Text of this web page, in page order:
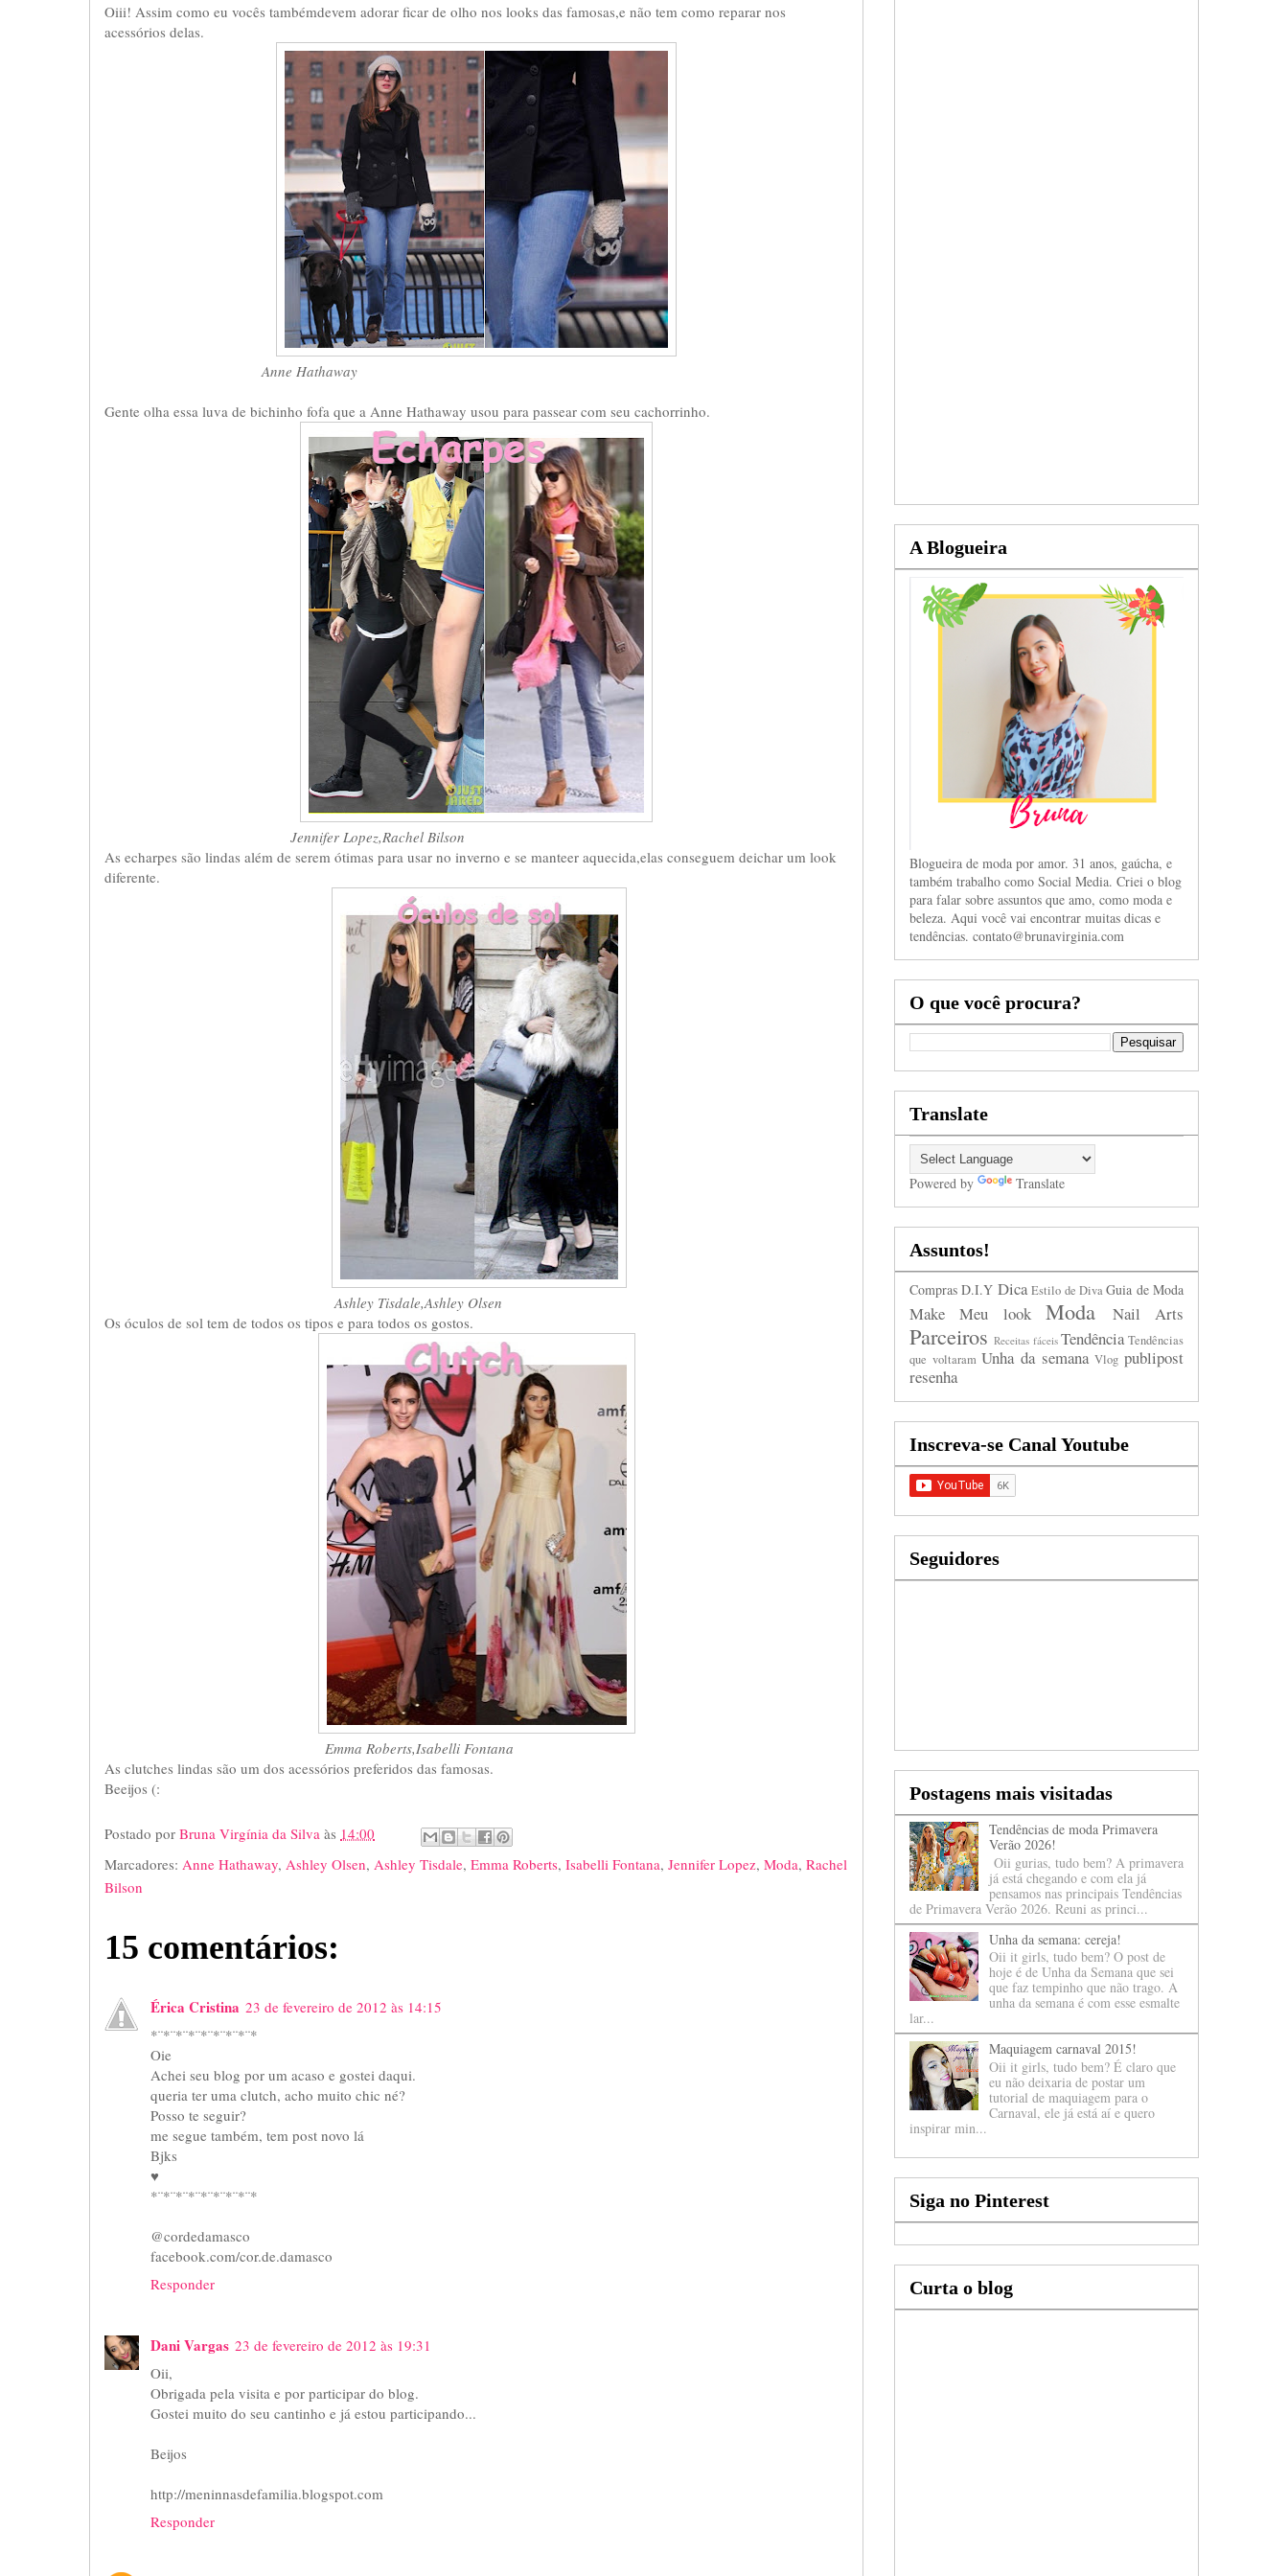
Oiii! Assim como eu vocês tambémdevem adorar ficar de olho nos looks das famosas,e não tem como reparar nos
acessórios delas.
Anne Hathaway
Gente olha essa luva de bichinho fofa que a Anne Hathaway usou para passear com seu cachorrinho.
Jennifer Lopez,Rachel Bilson
As echarpes são lindas além de serem ótimas para usar no inverno e se manteer aquecida,elas conseguem deichar um look
diferente.
Ashley Tisdale,Ashley Olsen
Os óculos de sol tem de todos os tipos e para todos os gostos.
Emma Roberts,Isabelli Fontana
As clutches lindas são um dos acessórios preferidos das famosas.
Beeijos (:
Postado por Bruna Virgínia da Silva às 14:00
Marcadores: Anne Hathaway, Ashley Olsen, Ashley Tisdale, Emma Roberts, Isabelli Fontana, Jennifer Lopez, Moda, Rachel
Bilson
15 comentários:
Érica Cristina 23 de fevereiro de 2012 às 14:15
*¨*¨*¨*¨*¨*¨*¨*¨*
Oie
Achei seu blog por um acaso e gostei daqui.
queria ter uma clutch, acho muito chic né?
Posso te seguir?
me segue também, tem post novo lá
Bjks
♥
*¨*¨*¨*¨*¨*¨*¨*¨*
@cordedamasco
facebook.com/cor.de.damasco
Responder
Dani Vargas 23 de fevereiro de 2012 às 19:31
Oii,
Obrigada pela visita e por participar do blog.
Gostei muito do seu cantinho e já estou participando...
Beijos
http://meninnasdefamilia.blogspot.com
Responder
A Blogueira
Blogueira de moda por amor. 31 anos, gaúcha, e
também trabalho como Social Media. Criei o blog
para falar sobre assuntos que amo, como moda e
beleza. Aqui você vai encontrar muitas dicas e
tendências. contato@brunavirginia.com
O que você procura?
Translate
Powered by Translate
Assuntos!
Compras D.I.Y Dica Estilo de DivaGuia de Moda
Make Meu look Moda Nail Arts
Parceiros Receitas fáceis Tendência Tendências
que voltaram Unha da semana Vlog publipost
resenha
Inscreva-se Canal Youtube
Seguidores
Postagens mais visitadas
Tendências de moda Primavera
Verão 2026!
Oii gurias, tudo bem? A primavera
já está chegando e com ela já
pensamos nas principais Tendências
de Primavera Verão 2026. Reuni as princi...
Unha da semana: cereja!
Oii it girls, tudo bem? O post de
hoje é de Unha da Semana que sei
que faz tempinho que não trago. A
unha da semana é com esse esmalte
lar...
Maquiagem carnaval 2015!
Oii it girls, tudo bem? É claro que
eu não deixaria de postar um
tutorial de maquiagem para o
Carnaval, ele já está aí e quero
inspirar min...
Siga no Pinterest
Curta o blog